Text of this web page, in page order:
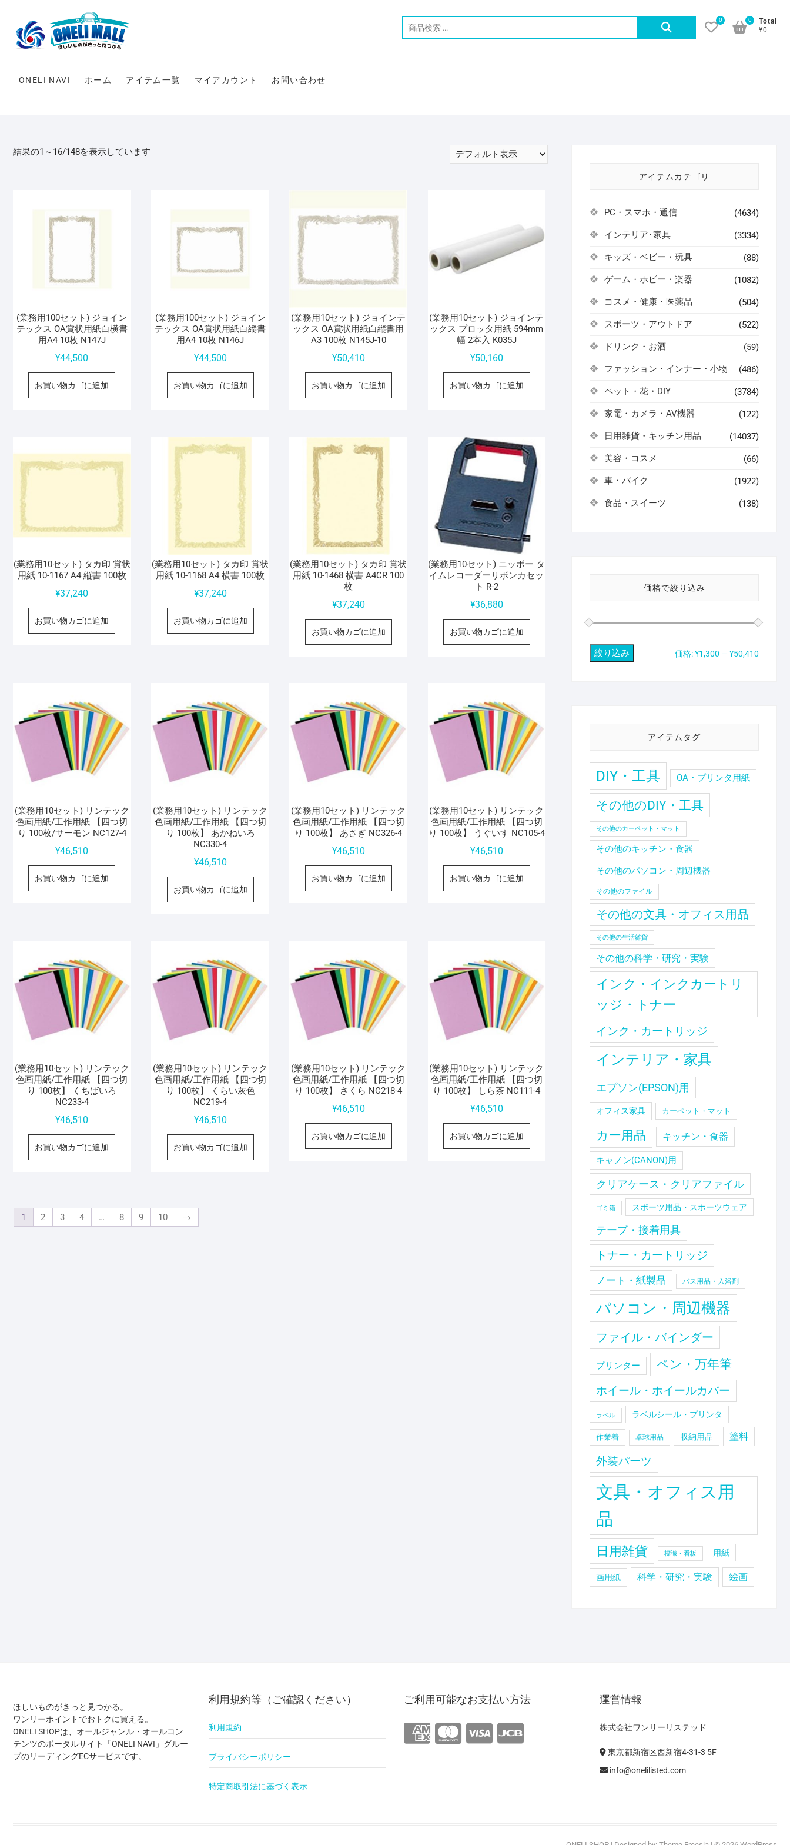
content
0
Total
¥0
0
ONELI NAVI ホーム アイテム一覧 マイアカウント お問い合わせ
結果の1～16/148を表示しています
(業務用100セット) ジョイン
テックス OA賞状用紙白横書
用A4 10枚 N147J
¥44,500
お買い物カゴに追加
(業務用100セット) ジョイン
テックス OA賞状用紙白縦書
用A4 10枚 N146J
¥44,500
お買い物カゴに追加
(業務用10セット) ジョインテ
ックス OA賞状用紙白縦書用
A3 100枚 N145J-10
¥50,410
お買い物カゴに追加
(業務用10セット) ジョインテ
ックス プロッタ用紙 594mm
幅 2本入 K035J
¥50,160
お買い物カゴに追加
(業務用10セット) タカ印 賞状
用紙 10-1167 A4 縦書 100枚
¥37,240
お買い物カゴに追加
(業務用10セット) タカ印 賞状
用紙 10-1168 A4 横書 100枚
¥37,240
お買い物カゴに追加
(業務用10セット) タカ印 賞状
用紙 10-1468 横書 A4CR 100
枚
¥37,240
お買い物カゴに追加
(業務用10セット) ニッポー タ
イムレコーダーリボンカセッ
ト R-2
¥36,880
お買い物カゴに追加
(業務用10セット) リンテック
色画用紙/工作用紙 【四つ切
り 100枚/サーモン NC127-4
¥46,510
お買い物カゴに追加
(業務用10セット) リンテック
色画用紙/工作用紙 【四つ切
り 100枚】 あかねいろ
NC330-4
¥46,510
お買い物カゴに追加
(業務用10セット) リンテック
色画用紙/工作用紙 【四つ切
り 100枚】 あさぎ NC326-4
¥46,510
お買い物カゴに追加
(業務用10セット) リンテック
色画用紙/工作用紙 【四つ切
り 100枚】 うぐいす NC105-4
¥46,510
お買い物カゴに追加
(業務用10セット) リンテック
色画用紙/工作用紙 【四つ切
り 100枚】 くちばいろ
NC233-4
¥46,510
お買い物カゴに追加
(業務用10セット) リンテック
色画用紙/工作用紙 【四つ切
り 100枚】 くらい灰色
NC219-4
¥46,510
お買い物カゴに追加
(業務用10セット) リンテック
色画用紙/工作用紙 【四つ切
り 100枚】 さくら NC218-4
¥46,510
お買い物カゴに追加
(業務用10セット) リンテック
色画用紙/工作用紙 【四つ切
り 100枚】 しら茶 NC111-4
¥46,510
お買い物カゴに追加
1 2 3 4 … 8 9 10 →
アイテムカテゴリ
PC・スマホ・通信 (4634)
インテリア･家具 (3334)
キッズ・ベビー・玩具 (88)
ゲーム・ホビー・楽器 (1082)
コスメ・健康・医薬品 (504)
スポーツ・アウトドア (522)
ドリンク・お酒 (59)
ファッション・インナー・小物 (486)
ペット・花・DIY (3784)
家電・カメラ・AV機器 (122)
日用雑貨・キッチン用品 (14037)
美容・コスメ (66)
車・バイク (1922)
食品・スイーツ (138)
価格で絞り込み
絞り込み 価格:¥1,300 —¥50,410
アイテムタグ
DIY・工具 OA・プリンタ用紙
その他のDIY・工具
その他のカーペット・マット
その他のキッチン・食器
その他のパソコン・周辺機器
その他のファイル
その他の文具・オフィス用品
その他の生活雑貨
その他の科学・研究・実験
インク・インクカートリ
ッジ・トナー
インク・カートリッジ
インテリア・家具
エプソン(EPSON)用
オフィス家具 カーペット・マット
カー用品 キッチン・食器
キャノン(CANON)用
クリアケース・クリアファイル
ゴミ箱 スポーツ用品・スポーツウェア
テープ・接着用具
トナー・カートリッジ
ノート・紙製品 バス用品・入浴剤
パソコン・周辺機器
ファイル・バインダー
プリンター ペン・万年筆
ホイール・ホイールカバー
ラベル ラベルシール・プリンタ
作業着 卓球用品 収納用品 塗料
外装パーツ
文具・オフィス用
品
日用雑貨 標識・看板 用紙
画用紙 科学・研究・実験 絵画
ほしいものがきっと見つかる。
ワンリーポイントでおトクに買える。
ONELI SHOPは、オールジャンル・オールコン
テンツのポータルサイト「ONELI NAVI」グルー
プのリーディングECサービスです。
利用規約等（ご確認ください）
利用規約
プライバシーポリシー
特定商取引法に基づく表示
ご利用可能なお支払い方法 運営情報
株式会社ワンリーリステッド
東京都新宿区西新宿4-31-3 5F
info@onelilisted.com